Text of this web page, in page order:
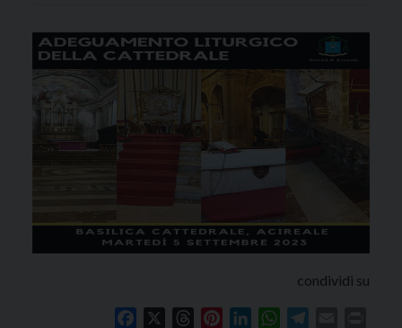
condividi su
Facebook ThreadsPinterestLinkedInWhatsApp